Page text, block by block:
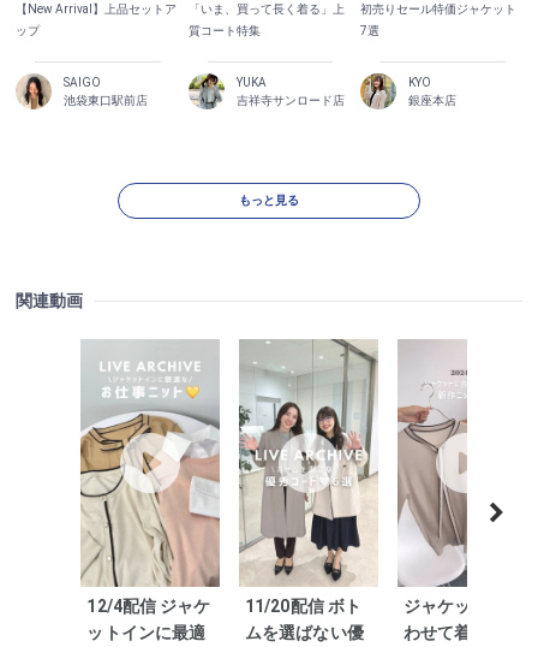
【New Arrival】上品セットア
ップ
SAIGO
池袋東口駅前店
「いま、買って長く着る」上
質コート特集
YUKA
吉祥寺サンロード店
初売りセール特価ジャケット
7選
KYO
銀座本店
もっと見る
関連動画
12/4配信 ジャケ
ットインに最適
11/20配信 ボト
ムを選ばない優
ジャケットに合
わせて着たい新